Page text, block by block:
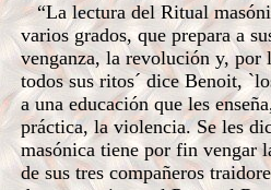
“La lectura del Ritual
varios grados, que prepara a
venganza, la revolución y,
todos sus ritos´ dice Benoit,
a una educación que les
práctica, la violencia. Se les
masónica tiene por fin vengar
de sus tres compañeros